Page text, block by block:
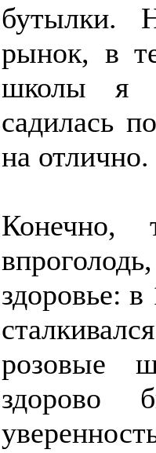
бутылки.
рынок, в
школы я
садилась
на отлично.
Конечно,
здоровье: в
розовые
здорово